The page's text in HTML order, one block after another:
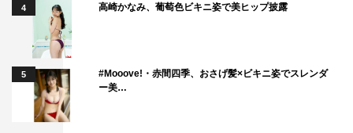
©「共演NG」製作委員会
4 高崎かなみ、葡萄色ビキニ姿で美ヒップ披露
5
#Mooove!・赤間四季、おさげ髪×ビキニ姿でスレンダ
ー美…